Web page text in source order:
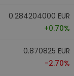
0.284204000 EUR
+0.70%
0.870825 EUR
-2.70%